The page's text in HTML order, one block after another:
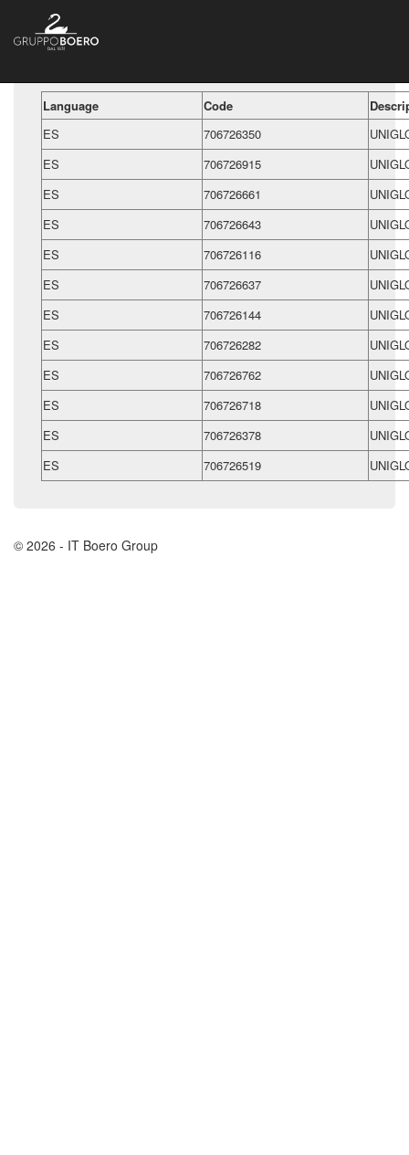
Language Code
ES
706726350
ES
706726915
ES
706726661
ES
706726643
ES
706726116
ES
706726637
ES
706726144
ES
706726282
ES
706726762
ES
706726718
ES
706726378
ES
706726519
© 2026 - IT Boero Group